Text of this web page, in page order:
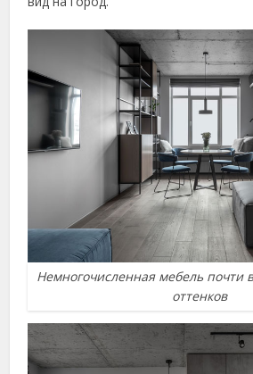
Немногочисленная мебель почти
оттенков